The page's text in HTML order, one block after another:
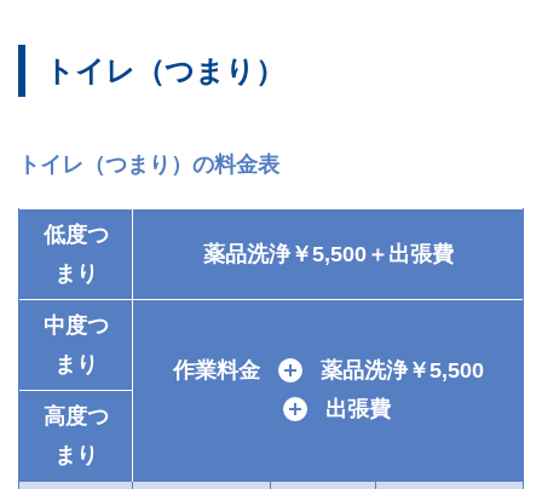
トイレ（つまり）
トイレ（つまり）の料金表
低度つ
まり
薬品洗浄￥5,500＋出張費
中度つ
まり
作業料金 ＋
薬品洗浄￥5,500
＋
出張費
高度つ
まり